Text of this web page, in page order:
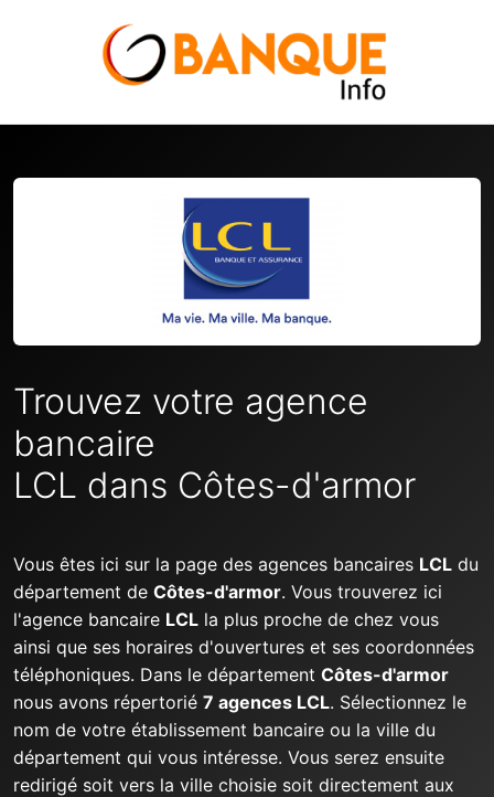
Trouvez votre agence
bancaire
LCL dans Côtes-d'armor
Vous êtes ici sur la page des agences bancaires LCL du
département de Côtes-d'armor. Vous trouverez ici
l'agence bancaire LCL la plus proche de chez vous
ainsi que ses horaires d'ouvertures et ses coordonnées
téléphoniques. Dans le département Côtes-d'armor
nous avons répertorié 7 agences LCL. Sélectionnez le
nom de votre établissement bancaire ou la ville du
département qui vous intéresse. Vous serez ensuite
redirigé soit vers la ville choisie soit directement aux